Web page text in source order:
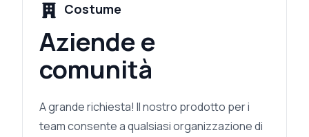
Costume
Aziende e
comunità
A grande richiesta! Il nostro prodotto per i
team consente a qualsiasi organizzazione di